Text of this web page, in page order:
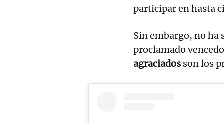
participar en hasta
Sin embargo, no ha
proclamado
agraciados son los